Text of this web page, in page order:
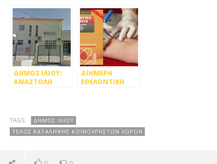
ΕΠΙΧΕΙΡΗΣΕΩΝ
ΑΠΟ ΤΑ
ΑΝΤΑΠΟΔΟΤΙΚΑ
ΔΗΜΟΤΙΚΑ ΤΕΛΗ
ΤΩΝ ΚΑΤΟΙΚΩΝ
ΑΠΟ ΤΗΝ
ΠΑΝΔΗΜΙΑ
ΔΗΜΟΣ ΙΛΙΟΥ:
ΑΝΑΣΤΟΛΗ
ΣΤΑΘΜΟΥΣ
ΔΙΗΜΕΡΗ
ΕΘΕΛΟΝΤΙΚΗ
TAGS:
ΔΗΜΟΣ ΙΛΙΟΥ
ΤΕΛΟΣ ΚΑΤΑΛΗΨΗΣ ΚΟΙΝΟΧΡΗΣΤΩΝ ΧΩΡΩΝ